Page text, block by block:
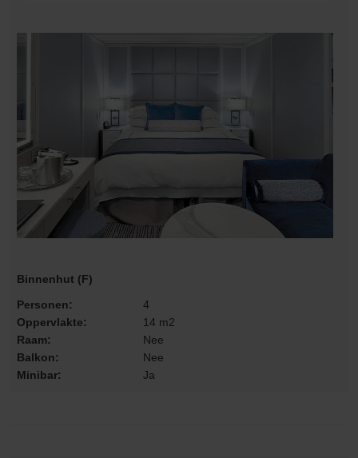
Binnenhut (F)
Personen:
4
Oppervlakte:
14 m2
Raam:
Nee
Balkon:
Nee
Minibar:
Ja